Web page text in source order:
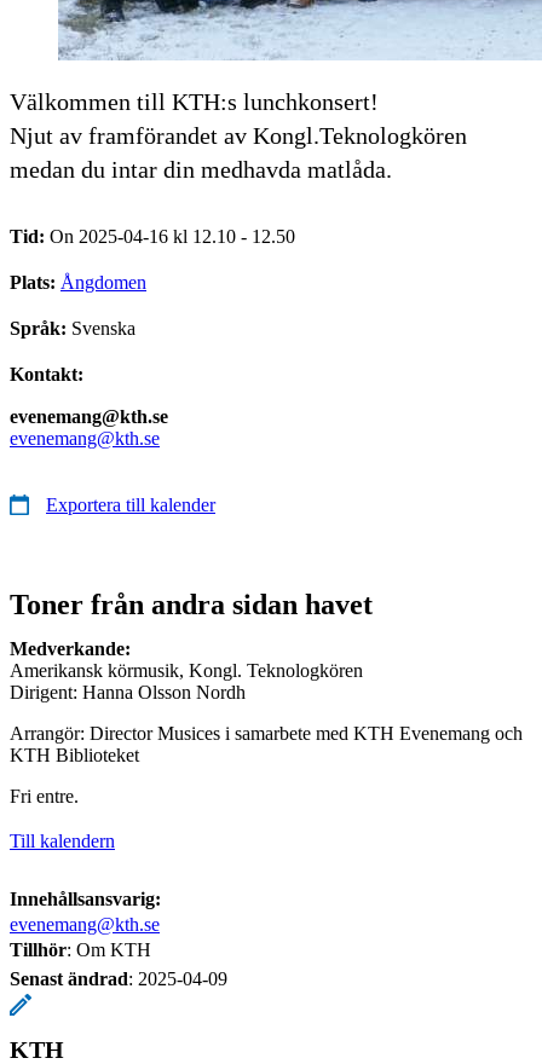
Välkommen till KTH:s lunchkonsert!
Njut av framförandet av Kongl.Teknologkören
medan du intar din medhavda matlåda.
Tid: On 2025-04-16 kl 12.10 - 12.50
Plats: Ångdomen
Språk: Svenska
Kontakt:
evenemang@kth.se
evenemang@kth.se
Exportera till kalender
Toner från andra sidan havet
Medverkande:
Amerikansk körmusik, Kongl. Teknologkören
Dirigent: Hanna Olsson Nordh
Arrangör: Director Musices i samarbete med KTH Evenemang och
KTH Biblioteket
Fri entre.
Till kalendern
Innehållsansvarig:
evenemang@kth.se
Tillhör: Om KTH
Senast ändrad: 2025-04-09
KTH